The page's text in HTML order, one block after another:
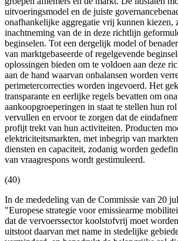
uitvoeringsmodel en de juiste
onafhankelijke aggregatie vrij kunnen kiezen,
inachtneming van de in deze richtlijn
beginselen. Tot een dergelijk model of
van marktgebaseerde of regelgevende
oplossingen bieden om te voldoen aan deze
aan de hand waarvan onbalansen worden
perimetercorrecties worden ingevoerd. Het
transparante en eerlijke regels bevatten om
aankoopgroeperingen in staat te stellen hun
vervullen en ervoor te zorgen dat de
profijt trekt van hun activiteiten. Producten
elektriciteitsmarkten, met inbegrip van
diensten en capaciteit, zodanig worden
van vraagrespons wordt gestimuleerd.
(40)
In de mededeling van de Commissie van 20
"Europese strategie voor emissiearme
dat de vervoerssector koolstofvrij moet
uitstoot daarvan met name in stedelijke